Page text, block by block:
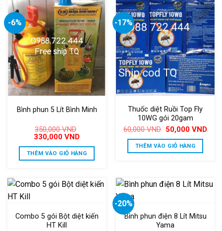
-6%
Bình phun 5 Lít Bình Minh
350,000VND
Giá
là:
350,000 VND.
330,000 VNDGiá
tại
là:
THÊM VÀO GIỎ HÀNG
-17%
Thuốc diệt Ruồi Top Fly
10WG gói 20gam
60,000VND Giá
gốc
là:
60,000 VND.
50,000 VNDGiá
THÊM VÀO GIỎ HÀNG
Combo 5 gói Bột diệt kiến
HT Kill
-20%
Bình phun điện 8 Lít Mitsu
Yama